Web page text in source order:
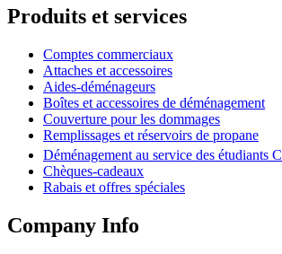
Produits et services
Comptes commerciaux
Attaches et accessoires
Aides-déménageurs
Boîtes et accessoires de déménagement
Couverture pour les dommages
Remplissages et réservoirs de propane
Déménagement au service des étudiants
Chèques-cadeaux
Rabais et offres spéciales
Company Info